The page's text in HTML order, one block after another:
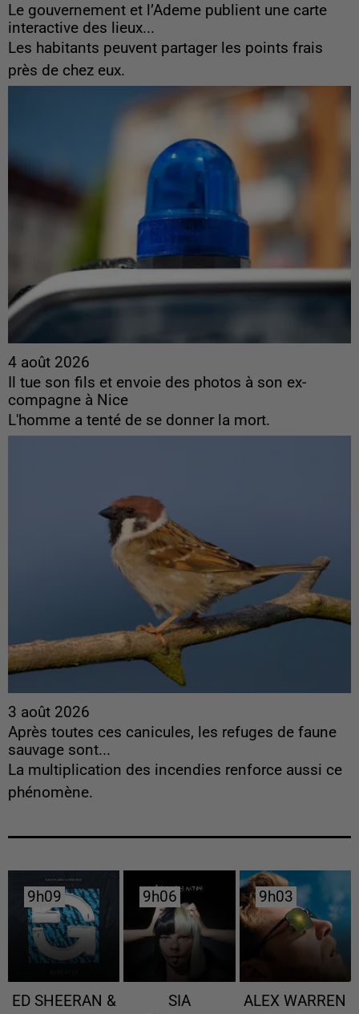
Le gouvernement et l’Ademe publient une carte
interactive des lieux...
Les habitants peuvent partager les points frais
près de chez eux.
4 août 2026
Il tue son fils et envoie des photos à son ex-
compagne à Nice
L'homme a tenté de se donner la mort.
3 août 2026
Après toutes ces canicules, les refuges de faune
sauvage sont...
La multiplication des incendies renforce aussi ce
phénomène.
9h09
9h09
ED SHEERAN &
9h06
9h06
SIA
9h03
9h03
ALEX WARREN